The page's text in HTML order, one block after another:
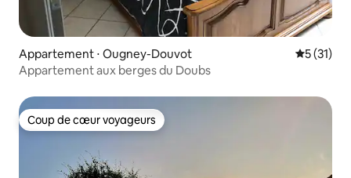
Appartement ⋅ Ougney-Douvot
5 (31)
Appartement aux berges du Doubs
Coup de cœur voyageurs
Coup de cœur voyageurs